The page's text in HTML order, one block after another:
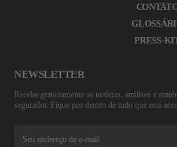
PRESS-
NEWSLETTER
Receba gratuitamente as notícias, análises e
segurador. Fique por dentro de tudo que está